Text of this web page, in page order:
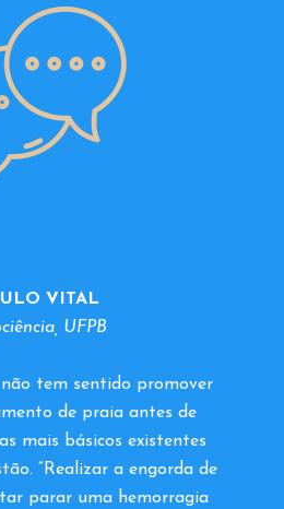
VITAL
UFPB
tem sentido promover
de praia antes de
mais básicos existentes
“Realizar a engorda de
parar uma hemorragia